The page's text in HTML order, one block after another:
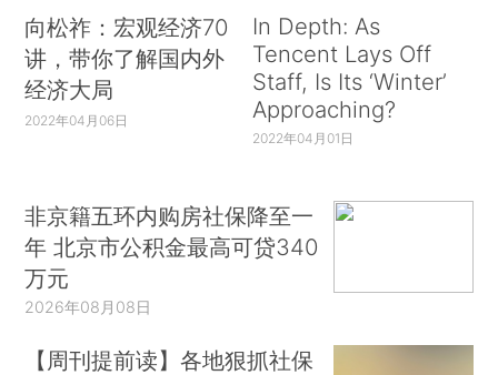
向松祚：宏观经济70
讲，带你了解国内外
经济大局
2022年04月06日
In Depth: As
Tencent Lays Off
Staff, Is Its ‘Winter’
Approaching?
2022年04月01日
非京籍五环内购房社保降至一
年 北京市公积金最高可贷340
万元
2026年08月08日
【周刊提前读】各地狠抓社保